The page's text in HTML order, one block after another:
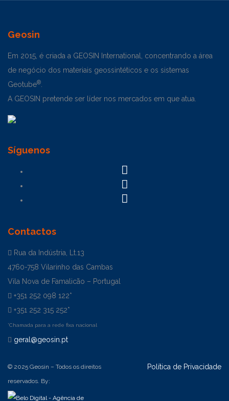
Geosin
Em 2015, é criada a GEOSIN International, concentrando a área
de negócio dos materiais geossintéticos e os sistemas
Geotube®.
A GEOSIN pretende ser líder nos mercados em que atua.
Síguenos
Contactos
Rua da Indústria, Lt.13
4760-758 Vilarinho das Cambas
Vila Nova de Famalicão – Portugal
+351 252 098 122*
+351 252 315 252*
*Chamada para a rede fixa nacional
geral@geosin.pt
© 2025 Geosin – Todos os direitos
reservados. By:
Política de Privacidade